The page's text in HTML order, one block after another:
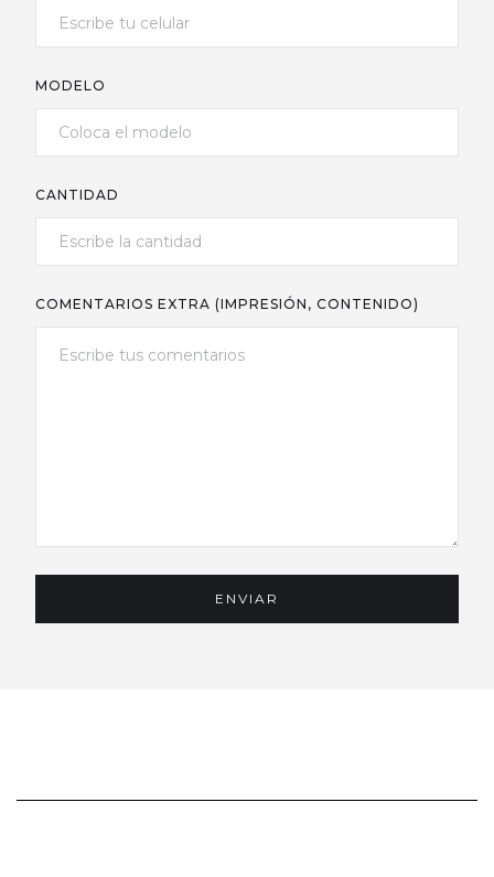
MODELO
CANTIDAD
COMENTARIOS EXTRA (IMPRESIÓN, CONTENIDO)